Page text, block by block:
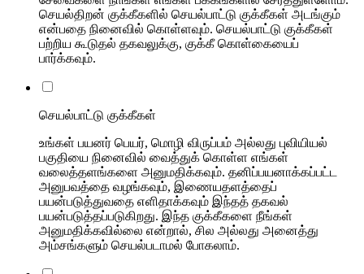
செயல்திறன் குக்கீகளில் செயல்பாட்டு குக்கீகள் அடங்கும்
என்பதை நினைவில் கொள்ளவும். செயல்பாட்டு குக்கீகள்
பற்றிய கூடுதல் தகவலுக்கு, குக்கீ கொள்கையைப்
பார்க்கவும்.
செயல்பாட்டு குக்கீகள்
உங்கள் பயனர் பெயர், மொழி விருப்பம் அல்லது புவியியல்
பகுதியை நினைவில் வைத்துக் கொள்ள எங்கள்
வலைத்தளங்களை அனுமதிக்கவும். தனிப்பயனாக்கப்பட்ட
அனுபவத்தை வழங்கவும், இணையதளத்தைப்
பயன்படுத்துவதை எளிதாக்கவும் இந்தத் தகவல்
பயன்படுத்தப்படுகிறது. இந்த குக்கீகளை நீங்கள்
அனுமதிக்கவில்லை என்றால், சில அல்லது அனைத்து
அம்சங்களும் செயல்படாமல் போகலாம்.